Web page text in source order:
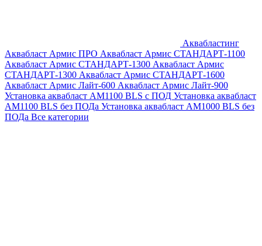
Аквабластинг
Аквабласт Армис ПРО Аквабласт Армис СТАНДАРТ-1100
Аквабласт Армис СТАНДАРТ-1300 Аквабласт Армис
СТАНДАРТ-1300 Аквабласт Армис СТАНДАРТ-1600
Аквабласт Армис Лайт-600 Аквабласт Армис Лайт-900
Установка аквабласт AM1100 BLS с ПОД Установка аквабласт
AM1100 BLS без ПОДа Установка аквабласт AM1000 BLS без
ПОДа Все категории